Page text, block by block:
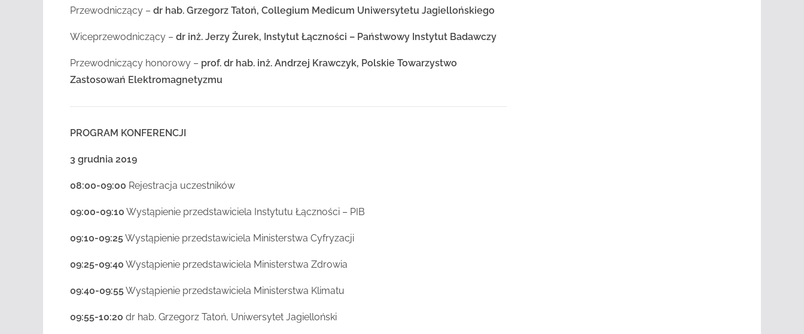
Przewodniczący – dr hab. Grzegorz Tatoń, Collegium Medicum Uniwersytetu Jagiellońskiego
Wiceprzewodniczący – dr inż. Jerzy Żurek, Instytut Łączności – Państwowy Instytut Badawczy
Przewodniczący honorowy – prof. dr hab. inż. Andrzej Krawczyk, Polskie Towarzystwo
Zastosowań Elektromagnetyzmu
PROGRAM KONFERENCJI
3 grudnia 2019
08:00-09:00 Rejestracja uczestników
09:00-09:10 Wystąpienie przedstawiciela Instytutu Łączności – PIB
09:10-09:25Wystąpienie przedstawiciela Ministerstwa Cyfryzacji
09:25-09:40 Wystąpienie przedstawiciela Ministerstwa Zdrowia
09:40-09:55Wystąpienie przedstawiciela Ministerstwa Klimatu
09:55-10:20 dr hab. Grzegorz Tatoń, Uniwersytet Jagielloński